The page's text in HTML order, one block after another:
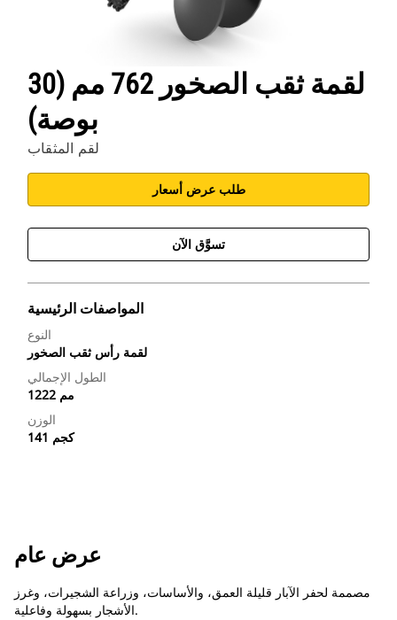
لقمة ثقب الصخور 762 مم (30
بوصة)
لقم المثقاب
طلب عرض أسعار
تسوَّق الآن
المواصفات الرئيسية
النوع
لقمة رأس ثقب الصخور
الطول الإجمالي
1222 مم
الوزن
141 كجم
عرض عام
مصممة لحفر الآبار قليلة العمق، والأساسات، وزراعة الشجيرات، وغرز
الأشجار بسهولة وفاعلية.